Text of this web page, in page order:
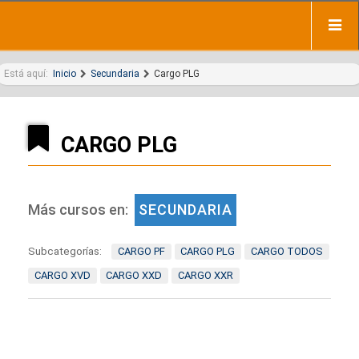
Está aquí: Inicio Secundaria Cargo PLG
CARGO PLG
Más cursos en: SECUNDARIA
Subcategorías: CARGO PF CARGO PLG
CARGO TODOS
CARGO XVD
CARGO XXD CARGO XXR